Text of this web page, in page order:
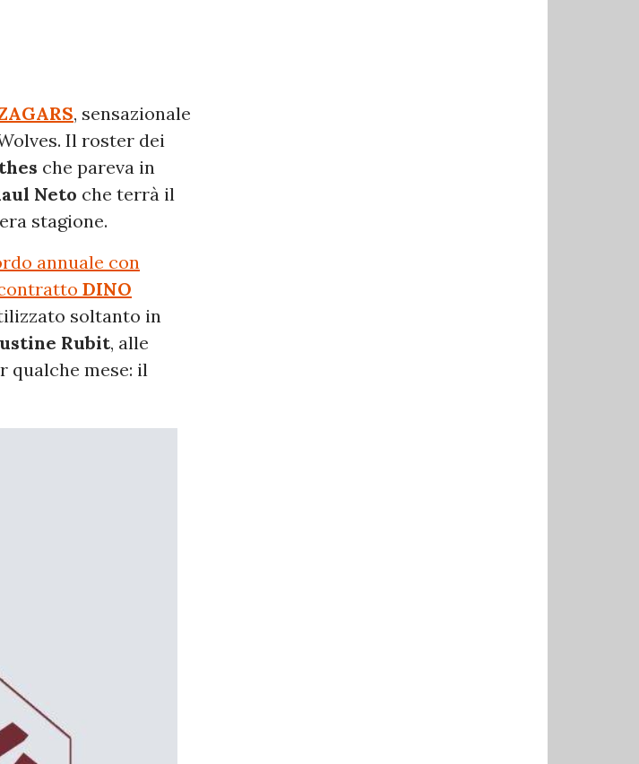
, sensazionale
Il roster dei
che pareva in
Neto che terrà il
stagione.
annuale con
DINO
soltanto in
Rubit, alle
mese: il